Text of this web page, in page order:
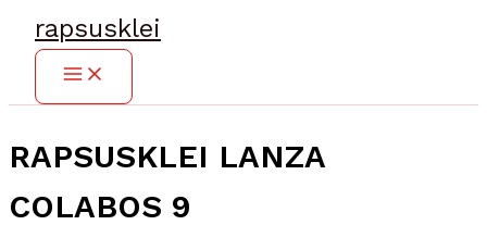
contenido
rapsusklei
RAPSUSKLEI LANZA
COLABOS 9